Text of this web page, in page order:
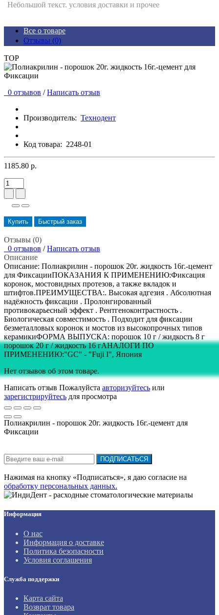
Небольшой текст. условия доставки и прочее
Все о товаре
Отзывы (0)
TOP
0 отзывов / Написать отзыв
Производитель: Технодент
Код товара: 2248-01
1185.80 р.
Купить Быстрый заказ
Отзывы (0)
0 отзывов / Написать отзыв
Описание
Описание: Полиакрилин - порошок 20г. жидкость 16г.-цемент
для ФиксацииПОКАЗАНИЯ К ПРИМЕНЕНИЮ:Фиксация
коронок, мостовидных протезов, а также вкладок и
штифтов.ПРЕИМУЩЕСТВА:. Высокая адгезия . Абсолютная
надёжность фиксации . Пролонгированный
противокарьесный эффект . Рентгеноконтрастность .
Биологическая совместимость . Подходит для фиксации
безметалловых коронок и мостов из высокопрочных типов
керамикиФОРМА ВЫПУСКА: порошок 10 г / жидкость 8 г
порошок 20 г / жидкость 16 гАНАЛОГИ ПО
ПРИМЕНЕНИЮ:"GC" - "Fuji I", Япония
Нет отзывов об этом товаре.
Написать отзыв Пожалуйста авторизуйтесь или
зарегистрируйтесь для просмотра
Полиакрилин - порошок 20г. жидкость 16г.-цемент для
Фиксации
ПОДПИСАТЬСЯ
Нажимая на кнопку «Подписаться», я даю cогласие на
обработку персональных данных.
Информация
О нас
Информация о доставке
Политика безопасности
Условия соглашения
Служба поддержки
Карта сайта
Возврат товара